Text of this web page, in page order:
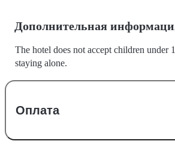
Дополнительная
The hotel does not accept children under 18 years of age
staying alone.
Оплата